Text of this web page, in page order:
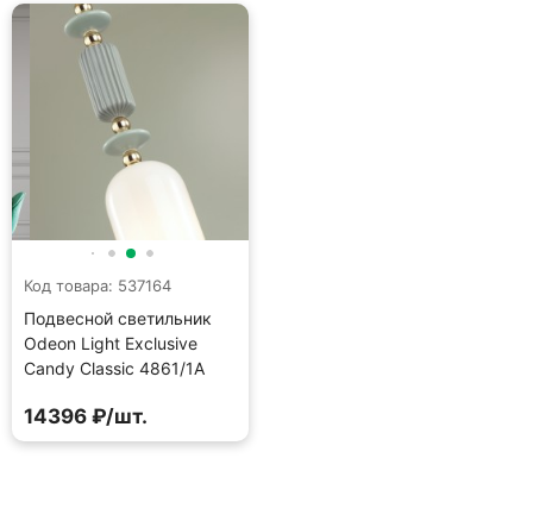
Код товара: 537164
Подвесной светильник
Odeon Light Exclusive
Candy Classic 4861/1A
14396 ₽/шт.